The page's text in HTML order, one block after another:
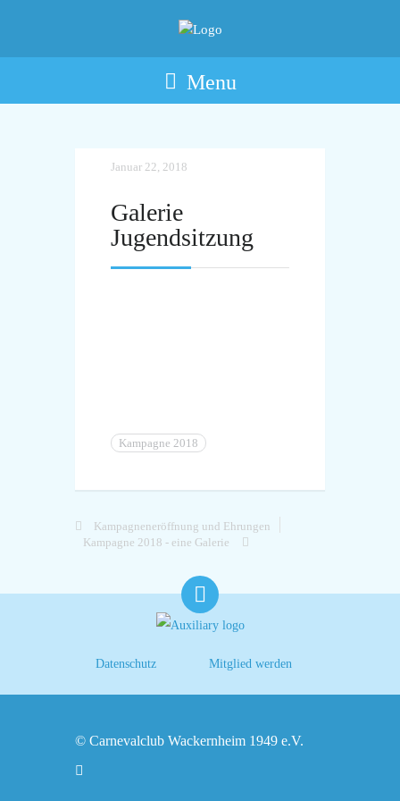
Menu
Januar 22, 2018
Galerie
Jugendsitzung
Kampagne 2018
Kampagneneröffnung und Ehrungen
Kampagne 2018 - eine Galerie
Datenschutz Mitglied werden
© Carnevalclub Wackernheim 1949 e.V.